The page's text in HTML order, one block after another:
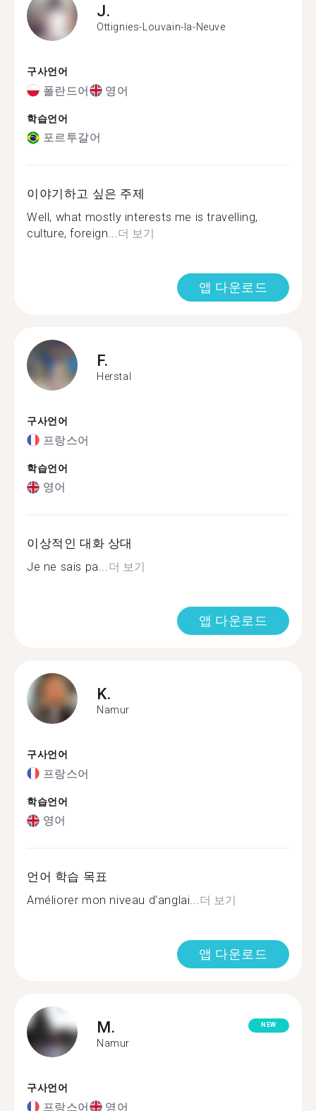
J.
Ottignies-Louvain-la-Neuve
구사언어
폴란드어 영어
학습언어
포르투갈어
이야기하고 싶은 주제
Well, what mostly interests me is travelling,
culture, foreign...더 보기
앱 다운로드
F.
Herstal
구사언어
프랑스어
학습언어
영어
이상적인 대화 상대
Je ne sais pa...더 보기
앱 다운로드
K.
Namur
구사언어
프랑스어
학습언어
영어
언어 학습 목표
Améliorer mon niveau d’anglai...더 보기
앱 다운로드
M.
Namur
NEW
구사언어
프랑스어 영어